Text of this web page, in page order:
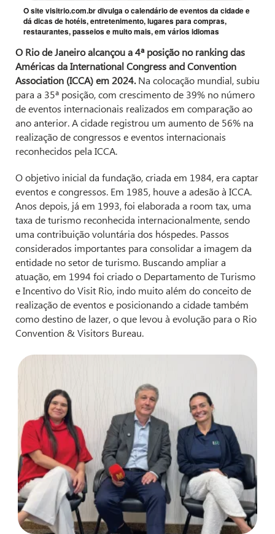
O site visitrio.com.br divulga o calendário de eventos da cidade e
dá dicas de hotéis, entretenimento, lugares para compras,
restaurantes, passeios e muito mais, em vários idiomas
O Rio de Janeiro alcançou a 4ª posição no ranking das
Américas da International Congress and Convention
Association (ICCA) em 2024.Na colocação mundial, subiu
para a 35ª posição, com crescimento de 39% no número
de eventos internacionais realizados em comparação ao
ano anterior. A cidade registrou um aumento de 56% na
realização de congressos e eventos internacionais
reconhecidos pela ICCA.
O objetivo inicial da fundação, criada em 1984, era captar
eventos e congressos. Em 1985, houve a adesão à ICCA.
Anos depois, já em 1993, foi elaborada a room tax, uma
taxa de turismo reconhecida internacionalmente, sendo
uma contribuição voluntária dos hóspedes. Passos
considerados importantes para consolidar a imagem da
entidade no setor de turismo. Buscando ampliar a
atuação, em 1994 foi criado o Departamento de Turismo
e Incentivo do Visit Rio, indo muito além do conceito de
realização de eventos e posicionando a cidade também
como destino de lazer, o que levou à evolução para o Rio
Convention & Visitors Bureau.